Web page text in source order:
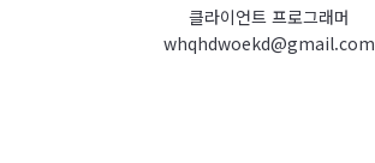
클라이언트 프로그래머
whqhdwoekd@gmail.com